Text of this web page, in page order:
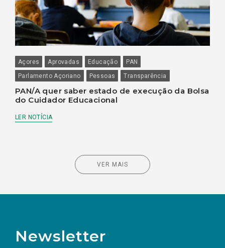
Açores Aprovadas Educação
PAN
Parlamento Açoriano
Pessoas Transparência
PAN/A quer saber estado de execução da Bolsa
do Cuidador Educacional
LER NOTÍCIA
VER MAIS
Newsletter